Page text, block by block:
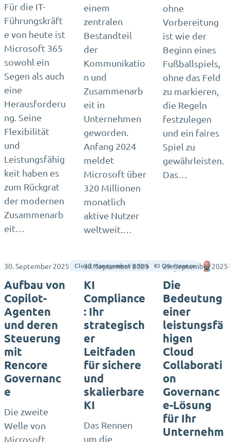
Für die IT-
Führungskräft
e von heute ist
Microsoft 365
sowohl ein
Segen als auch
eine
Herausforderu
ng. Seine
Flexibilität
und
Leistungsfähig
keit haben es
zum Rückgrat
der modernen
Zusammenarb
eit…
einem
zentralen
Bestandteil
der
Kommunikatio
n und
Zusammenarb
eit in
Unternehmen
geworden.
Anfang 2024
meldet
Microsoft über
320 Millionen
monatlich
aktive Nutzer
weltweit.…
ohne
Vorbereitung
ist wie der
Beginn eines
Fußballspiels,
ohne das Feld
zu markieren,
die Regeln
festzulegen
und ein faires
Spiel zu
gewährleisten.
Das…
30. September 2025 Cloud Management & Strategie Lee Sellen
Aufbau von
Copilot-
Agenten
und deren
Steuerung
mit
Rencore
Governanc
e
Die zweite
Welle von
Microsoft
30. September 2025 KI Governance
KI
Compliance
: Ihr
strategisch
er
Leitfaden
für sichere
und
skalierbare
KI
Das Rennen
um die
29. September 2025
Die
Bedeutung
einer
leistungsfä
higen
Cloud
Collaborati
on
Governanc
e-Lösung
für Ihr
Unternehm